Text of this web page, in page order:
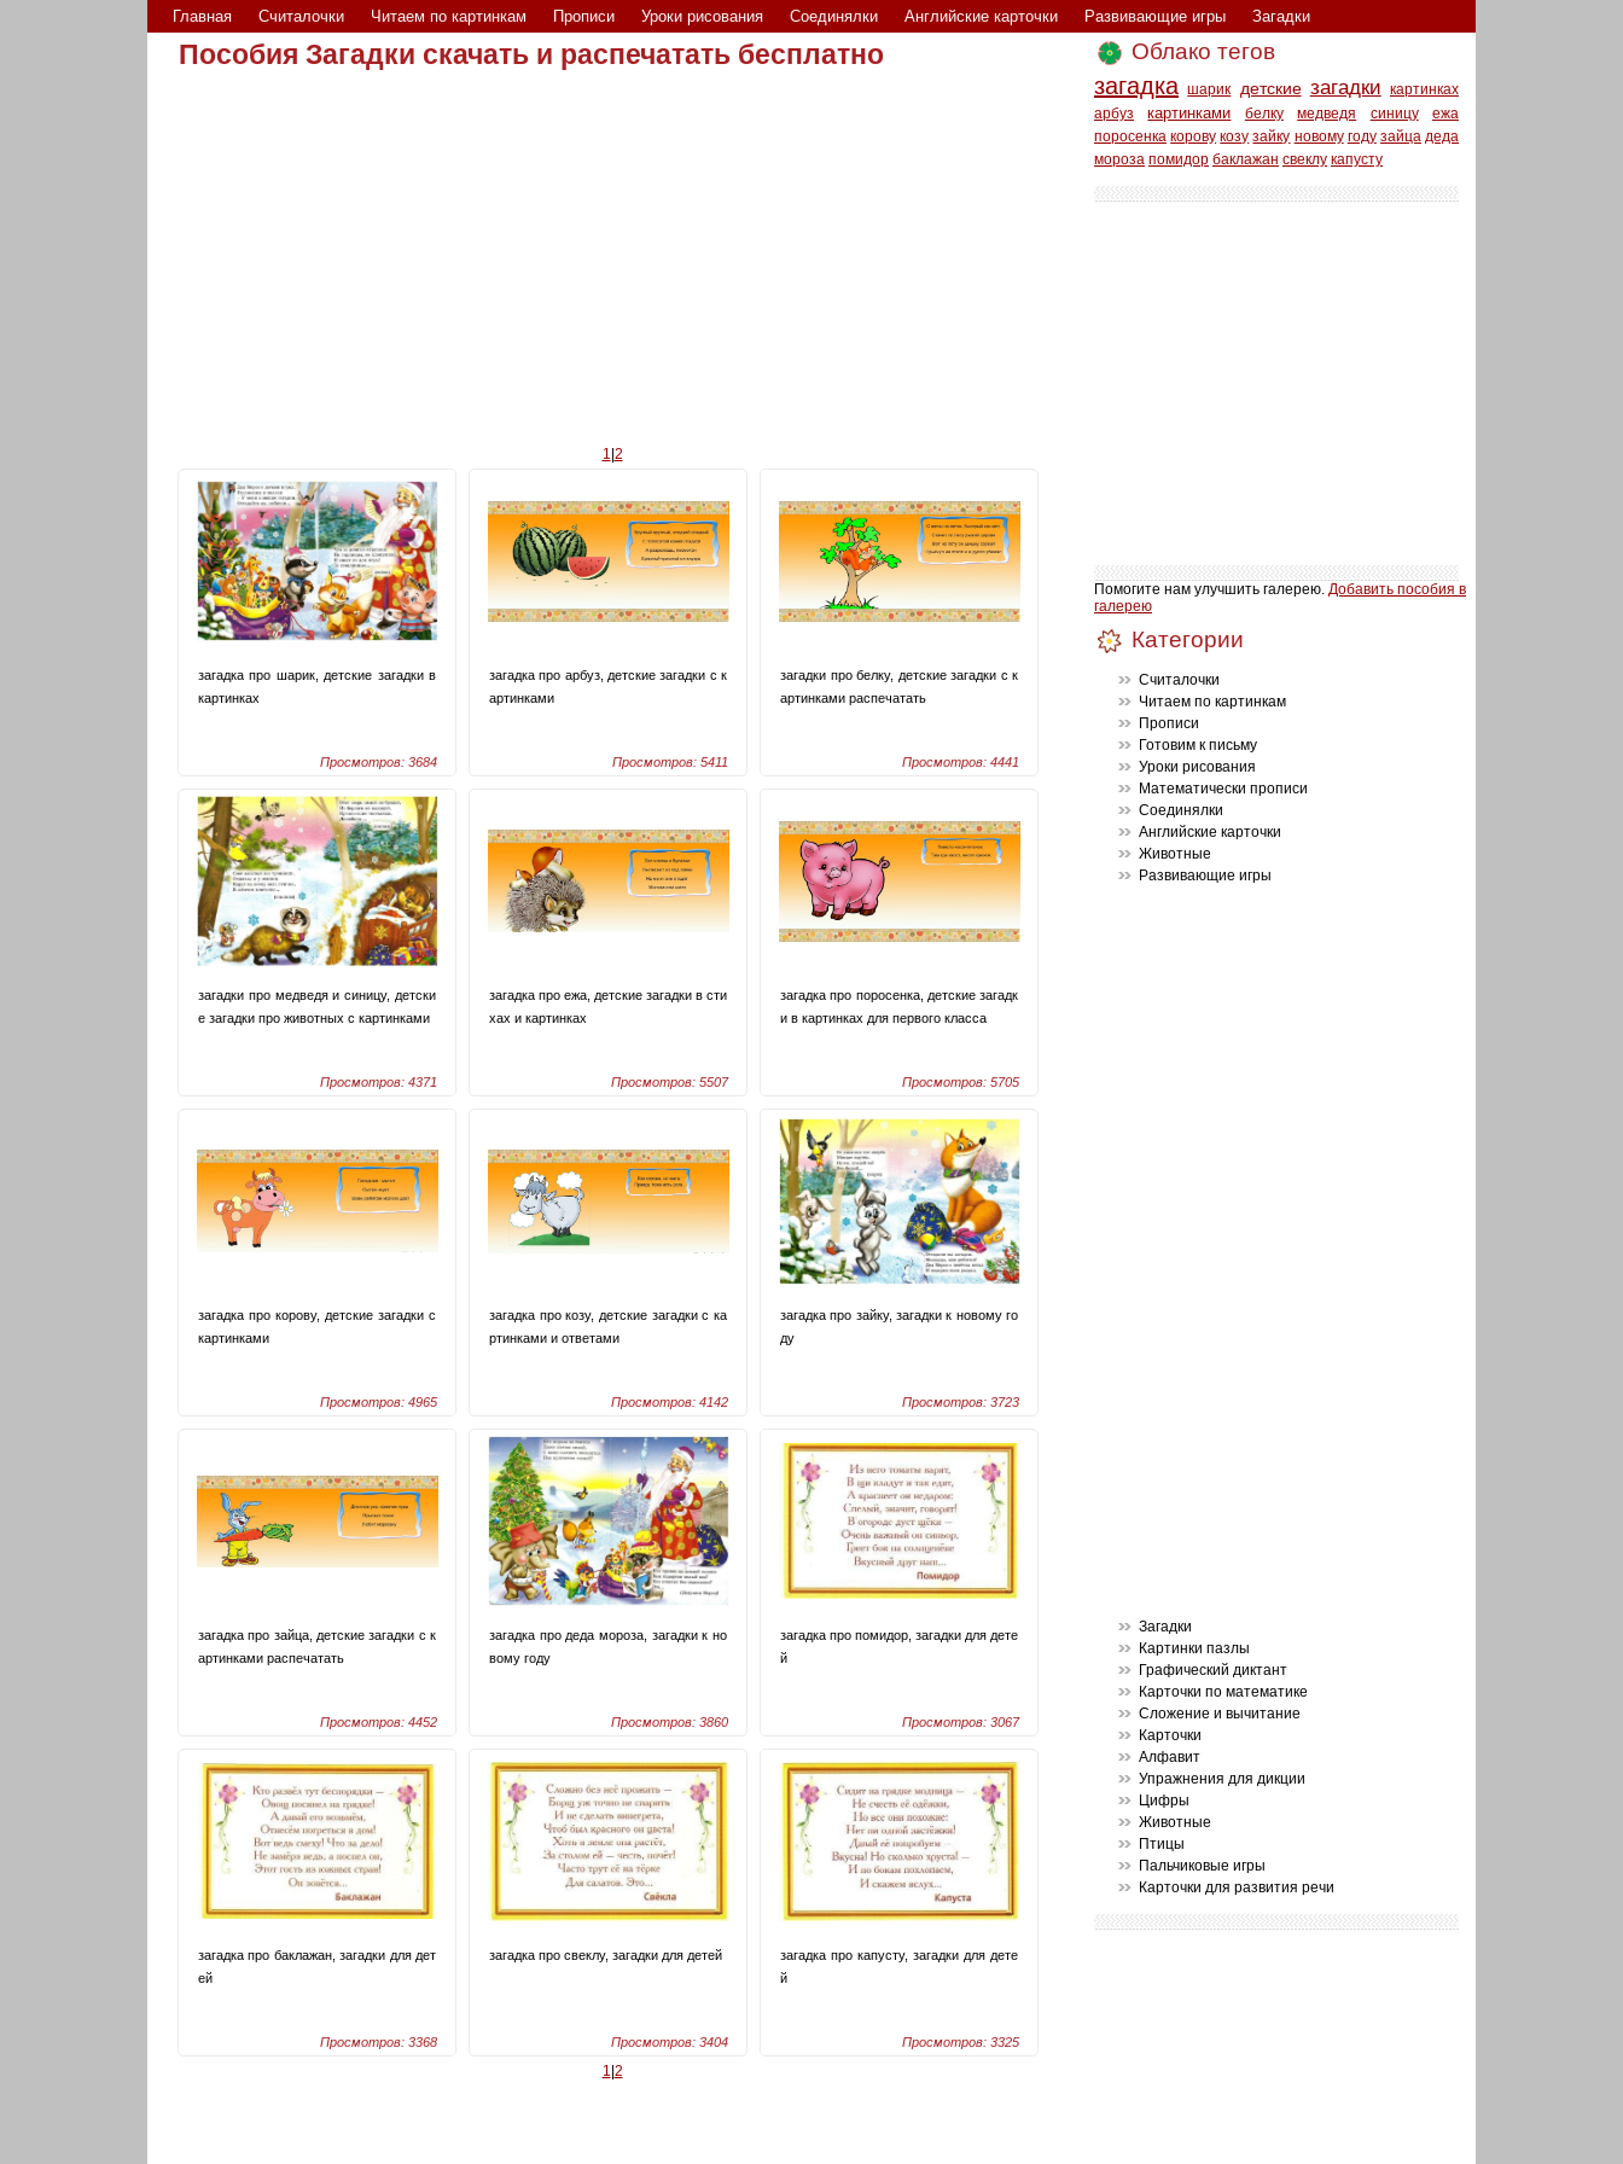
Главная Считалочки Читаем по картинкам Прописи Уроки рисования Соединялки Английские карточки Развивающие игры Загадки
Пособия Загадки скачать и распечатать бесплатно
1 2
загадка про шарик, детские загадки в
картинках
Просмотров: 3684
загадка про арбуз, детские загадки с к
артинками
Просмотров: 5411
загадки про белку, детские загадки с к
артинками распечатать
Просмотров: 4441
загадки про медведя и синицу, детски
е загадки про животных с картинками
Просмотров: 4371
загадка про ежа, детские загадки в сти
хах и картинках
Просмотров: 5507
загадка про поросенка, детские загадк
и в картинках для первого класса
Просмотров: 5705
загадка про корову, детские загадки с
картинками
Просмотров: 4965
загадка про козу, детские загадки с ка
ртинками и ответами
Просмотров: 4142
загадка про зайку, загадки к новому го
ду
Просмотров: 3723
загадка про зайца, детские загадки с к
артинками распечатать
Просмотров: 4452
загадка про деда мороза, загадки к но
вому году
Просмотров: 3860
загадка про помидор, загадки для дете
й
Просмотров: 3067
загадка про баклажан, загадки для дет
ей
Просмотров: 3368
загадка про свеклу, загадки для детей
Просмотров: 3404
загадка про капусту, загадки для дете
й
Просмотров: 3325
1 2
Облако тегов
загадка шарик детские загадки картинках
арбуз
картинками белку медведя синицу
ежа
поросенка корову козу зайку новому году зайца деда
мороза помидор баклажан свеклу капусту
Помогите нам улучшить галерею. Добавить пособия в
галерею
Категории
Считалочки
Читаем по картинкам
Прописи
Готовим к письму
Уроки рисования
Математически прописи
Соединялки
Английские карточки
Животные
Развивающие игры
Загадки
Картинки пазлы
Графический диктант
Карточки по математике
Сложение и вычитание
Карточки
Алфавит
Упражнения для дикции
Цифры
Животные
Птицы
Пальчиковые игры
Карточки для развития речи